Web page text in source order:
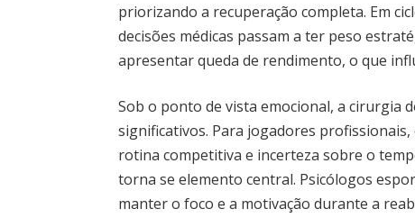
priorizando a recuperação completa. Em
decisões médicas passam a ter peso
apresentar queda de rendimento, o que
Sob o ponto de vista emocional, a cirurgia
significativos. Para jogadores
rotina competitiva e incerteza sobre o
torna se elemento central. Psicólogos
manter o foco e a motivação durante a